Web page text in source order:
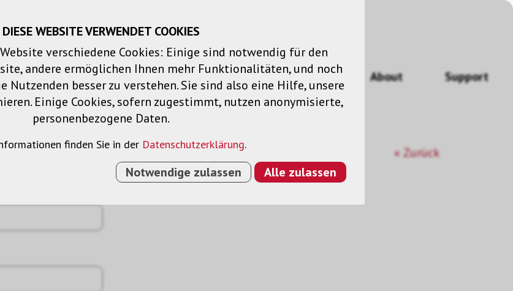
Warenkorb Merklisten Login
Lösungen Dienstleistungen News About Support
« Zurück
DIESE WEBSITE VERWENDET COOKIES
verschiedene Cookies: Einige sind notwendig für den
andere ermöglichen Ihnen mehr Funktionalitäten, und noch
Nutzenden besser zu verstehen. Sie sind also eine Hilfe, unsere
Einige Cookies, sofern zugestimmt, nutzen anonymisierte,
personenbezogene Daten.
finden Sie in der Datenschutzerklärung.
Notwendige zulassen Alle zulassen